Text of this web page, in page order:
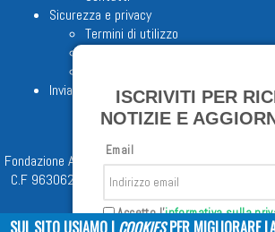
Sicurezza e privacy
Termini di utilizzo
Invia proposta editoriale
Fondazione Apostolicam Actuositatem ETS ©
C.F 96306220581 - REA 888781 del 23/02/
ISCRIVITI PER
NOTIZIE E
Email
Accetto l'informativa sulla
SUL SITO USIAMO I COOKIESPER MIGLIORARE